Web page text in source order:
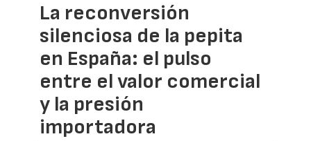
La reconversión
silenciosa de la pepita
en España: el pulso
entre el valor comercial
y la presión
importadora